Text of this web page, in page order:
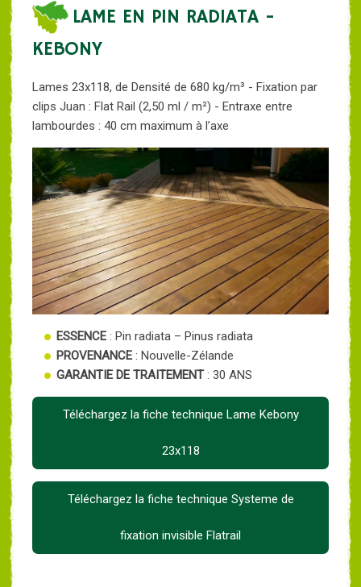
LAME EN PIN RADIATA -
KEBONY
Lames 23x118, de Densité de 680 kg/m³ - Fixation par
clips Juan : Flat Rail (2,50 ml / m²) - Entraxe entre
lambourdes : 40 cm maximum à l’axe
ESSENCE : Pin radiata – Pinus radiata
PROVENANCE : Nouvelle-Zélande
GARANTIE DE TRAITEMENT: 30 ANS
Téléchargez la fiche technique Lame Kebony
23x118
Téléchargez la fiche technique Systeme de
fixation invisible Flatrail